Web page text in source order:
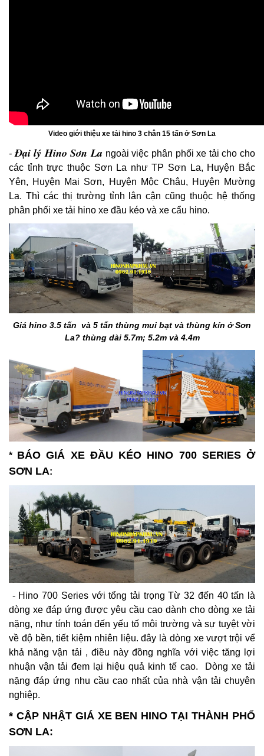
Video giới thiệu xe tải hino 3 chân 15 tấn ở Sơn La
- Đại lý Hino Sơn La ngoài việc phân phối xe tải cho cho
các tỉnh trực thuộc Sơn La như TP Sơn La, Huyện Bắc
Yên, Huyện Mai Sơn, Huyện Mộc Châu, Huyện Mường
La. Thì các thị trường tỉnh lân cận cũng thuộc hệ thống
phân phối xe tải hino xe đầu kéo và xe cẩu hino.
Giá hino 3.5 tấn và 5 tấn thùng mui bạt và thùng kín ở Sơn
La? thùng dài 5.7m; 5.2m và 4.4m
* BÁO GIÁ XE ĐẦU KÉO HINO 700 SERIES Ở
SƠN LA:
- Hino 700 Series với tổng tải trọng Từ 32 đến 40 tấn là
dòng xe đáp ứng được yêu cầu cao dành cho dòng xe tải
nặng, như tính toán đến yếu tố môi trường và sự tuyệt vời
về độ bền, tiết kiệm nhiên liệu. đây là dòng xe vượt trội vể
khả năng vận tải , điều này đồng nghĩa với việc tăng lợi
nhuận vận tải đem lại hiệu quả kinh tế cao. Dòng xe tải
nặng đáp ứng nhu cầu cao nhất của nhà vận tải chuyên
nghiệp.
* CẬP NHẬT GIÁ XE BEN HINO TẠI THÀNH PHỐ
SƠN LA: